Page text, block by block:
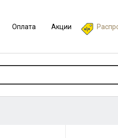
Оплата Акции